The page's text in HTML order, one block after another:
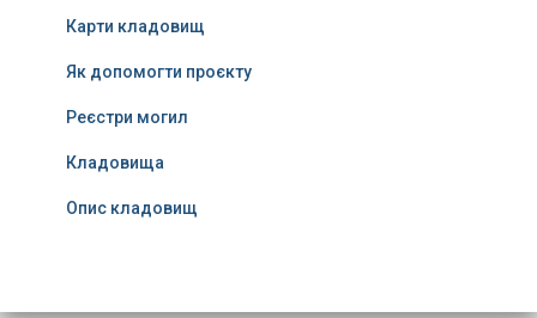
Карти кладовищ
Як допомогти проєкту
Реєстри могил
Кладовища
Опис кладовищ